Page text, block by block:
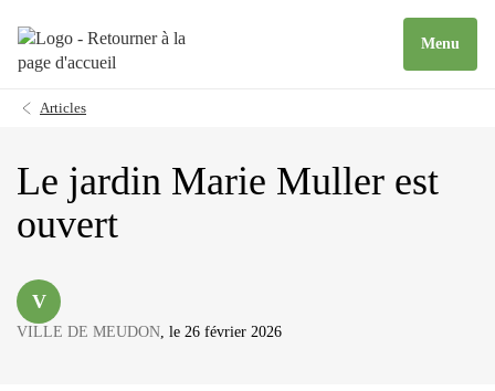
Menu
Articles
Le jardin Marie Muller est
ouvert
V
VILLE DE MEUDON, le 26 février 2026